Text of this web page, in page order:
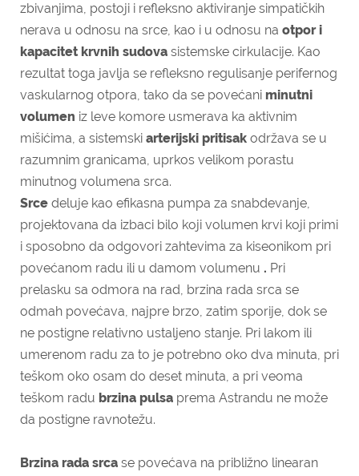
zbivanjima, postoji i refleksno aktiviranje simpatičkih
nerava u odnosu na srce, kao i u odnosu na otpor i
kapacitet krvnih sudova sistemske cirkulacije. Kao
rezultat toga javlja se refleksno regulisanje perifernog
vaskularnog otpora, tako da se povećani minutni
volumen iz leve komore usmerava ka aktivnim
mišićima, a sistemski arterijski pritisak održava se u
razumnim granicama, uprkos velikom porastu
minutnog volumena srca.
Srce deluje kao efikasna pumpa za snabdevanje,
projektovana da izbaci bilo koji volumen krvi koji primi
i sposobno da odgovori zahtevima za kiseonikom pri
povećanom radu ili u damom volumenu . Pri
prelasku sa odmora na rad, brzina rada srca se
odmah povećava, najpre brzo, zatim sporije, dok se
ne postigne relativno ustaljeno stanje. Pri lakom ili
umerenom radu za to je potrebno oko dva minuta, pri
teškom oko osam do deset minuta, a pri veoma
teškom radu brzina pulsa prema Astrandu ne može
da postigne ravnotežu.
Brzina rada srca se povećava na približno linearan